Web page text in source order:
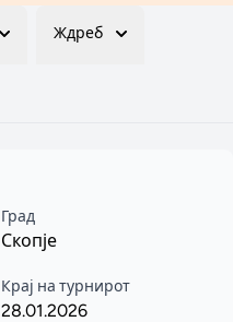
Ждреб
Град
Скопје
Крај на турнирот
28.01.2026